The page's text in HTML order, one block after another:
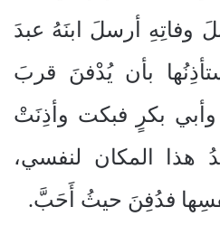
وفاتِهِ أرسلَ ابنَهُ عبدَ
بأن يُدْفنَ قربَ
بكرٍ فبكت وأذِنَتْ
هذا المكان لنفسي،
فدُفِنَ حيثُ أَحَبَّ.